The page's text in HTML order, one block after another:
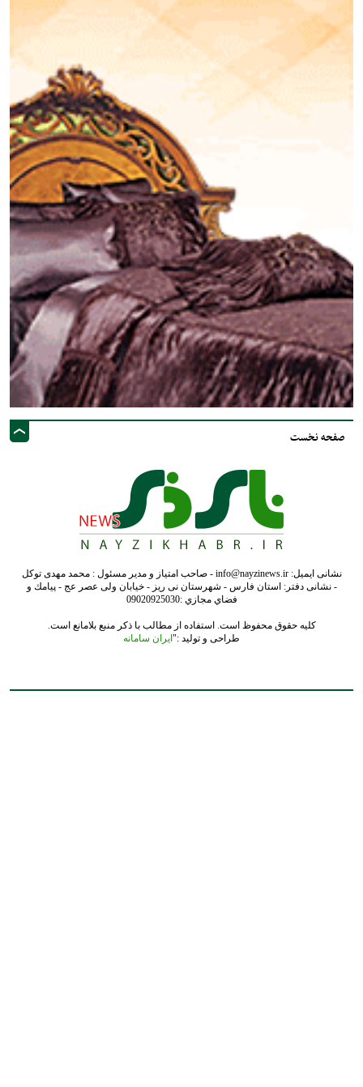
صفحه نخست
نشانی ایمیل: info@nayzinews.ir - صاحب امتیاز و مدیر مسئول : محمد مهدی توکل
- نشانی دفتر: استان فارس - شهرستان نی ریز - خیابان ولی عصر عج - پيامك و
فضاي مجازي :09020925030
کلیه حقوق محفوظ است. استفاده از مطالب با ذکر منبع بلامانع است.
طراحی و تولید :"ایران سامانه